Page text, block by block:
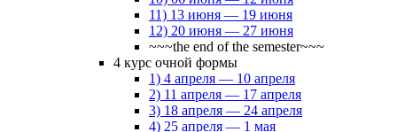
11) 13 июня — 19 июня
12) 20 июня — 27 июня
~~~the end of the semester~~~
4 курс очной формы
1) 4 апреля — 10 апреля
2) 11 апреля — 17 апреля
3) 18 апреля — 24 апреля
4) 25 апреля — 1 мая